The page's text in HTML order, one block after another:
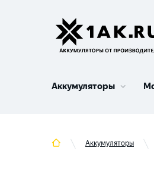
Аккумуляторы
Аккумуляторы